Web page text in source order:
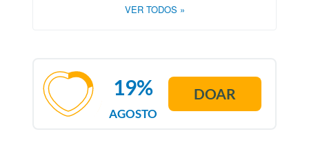
VER TODOS »
AGOSTO
19% DOAR